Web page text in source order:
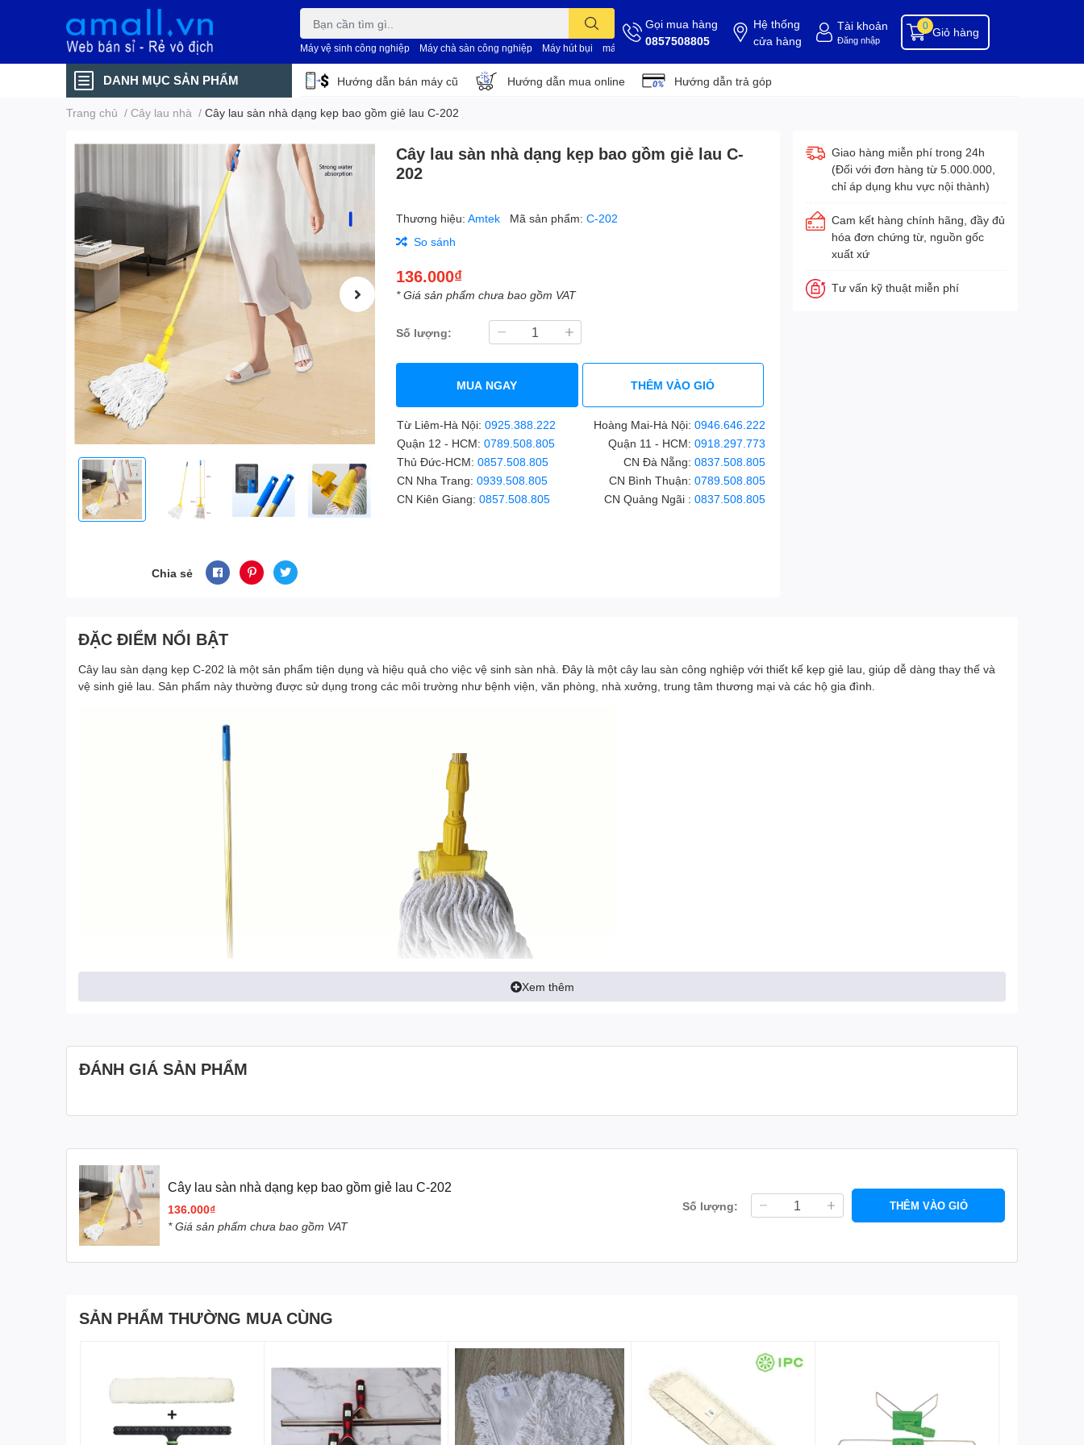
Máy vệ sinh công nghiệp Máy chà sàn công nghiệp Máy hút bụi máy vệ sinh nhà xưởng dụng cụ buồng phòng dụng cụ vệ sinh hóa chất tẩy rửa hóa chất vệ sinh
Gọi mua hàng
0857508805
Hệ thống
cửa hàng
Tài khoản
Đăng nhập
Giỏ hàng
0
DANH MỤC SẢN PHẨM Hướng dẫn bán máy cũ Hướng dẫn mua online Hướng dẫn trả góp
Trang chủ / Cây lau nhà / Cây lau sàn nhà dạng kẹp bao gồm giẻ lau C-202
Chia sẻ
Cây lau sàn nhà dạng kẹp bao gồm giẻ lau C-
202
Thương hiệu:Amtek Mã sản phẩm:C-202
So sánh
136.000₫
* Giá sản phẩm chưa bao gồm VAT
Số lượng:
MUA NGAY THÊM VÀO GIỎ
Từ Liêm-Hà Nội:0925.388.222 Hoàng Mai-Hà Nội:0946.646.222
Quận 12 - HCM:0789.508.805 Quận 11 - HCM:0918.297.773
Thủ Đức-HCM:0857.508.805 CN Đà Nẵng:0837.508.805
CN Nha Trang:0939.508.805 CN Bình Thuận:0789.508.805
CN Kiên Giang:0857.508.805 CN Quảng Ngãi :0837.508.805
Giao hàng miễn phí trong 24h
(Đối với đơn hàng từ 5.000.000,
chỉ áp dụng khu vực nội thành)
Cam kết hàng chính hãng, đầy đủ
hóa đơn chứng từ, nguồn gốc
xuất xứ
Tư vấn kỹ thuật miễn phí
ĐẶC ĐIỂM NỔI BẬT
Cây lau sàn dạng kẹp C-202 là một sản phẩm tiện dụng và hiệu quả cho việc vệ sinh sàn nhà. Đây là một cây lau sàn công nghiệp với thiết kế kẹp giẻ lau, giúp dễ dàng thay thế và
vệ sinh giẻ lau. Sản phẩm này thường được sử dụng trong các môi trường như bệnh viện, văn phòng, nhà xưởng, trung tâm thương mại và các hộ gia đình.
Kẹp nhựa để kẹp giẻ lau, thuận tiện cho việc thay thế và vệ sinh giẻ lau
Với chiều dài cán cây lau sàn khoảng 140 cm, cây lau sàn này phù hợp với nhiều đối tượng sử dụng. Kích thước này giúp người dùng dễ dàng lau chùi các khu vực khó tiếp
cận như gầm bàn, gầm ghế mà không cần phải cúi người quá nhiều.
Điểm nổi bật của cây lau sàn C-202 chính là thiết kế dạng kẹp, cho phép người dùng thay thế giẻ lau một cách dễ dàng và nhanh chóng. Điều này không chỉ tiết kiệm thời
Xem thêm
ĐÁNH GIÁ SẢN PHẨM
Cây lau sàn nhà dạng kẹp bao gồm giẻ lau C-202
136.000₫
* Giá sản phẩm chưa bao gồm VAT
Số lượng: THÊM VÀO GIỎ
SẢN PHẨM THƯỜNG MUA CÙNG